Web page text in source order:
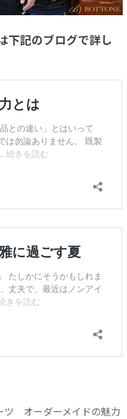
下記のブログで詳し
ツ オーダーメイドの魅力